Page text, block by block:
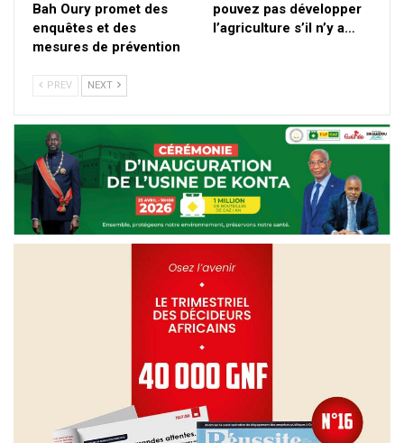
Bah Oury promet des
enquêtes et des
mesures de prévention
pouvez pas développer
l’agriculture s’il n’y a…
PREV NEXT